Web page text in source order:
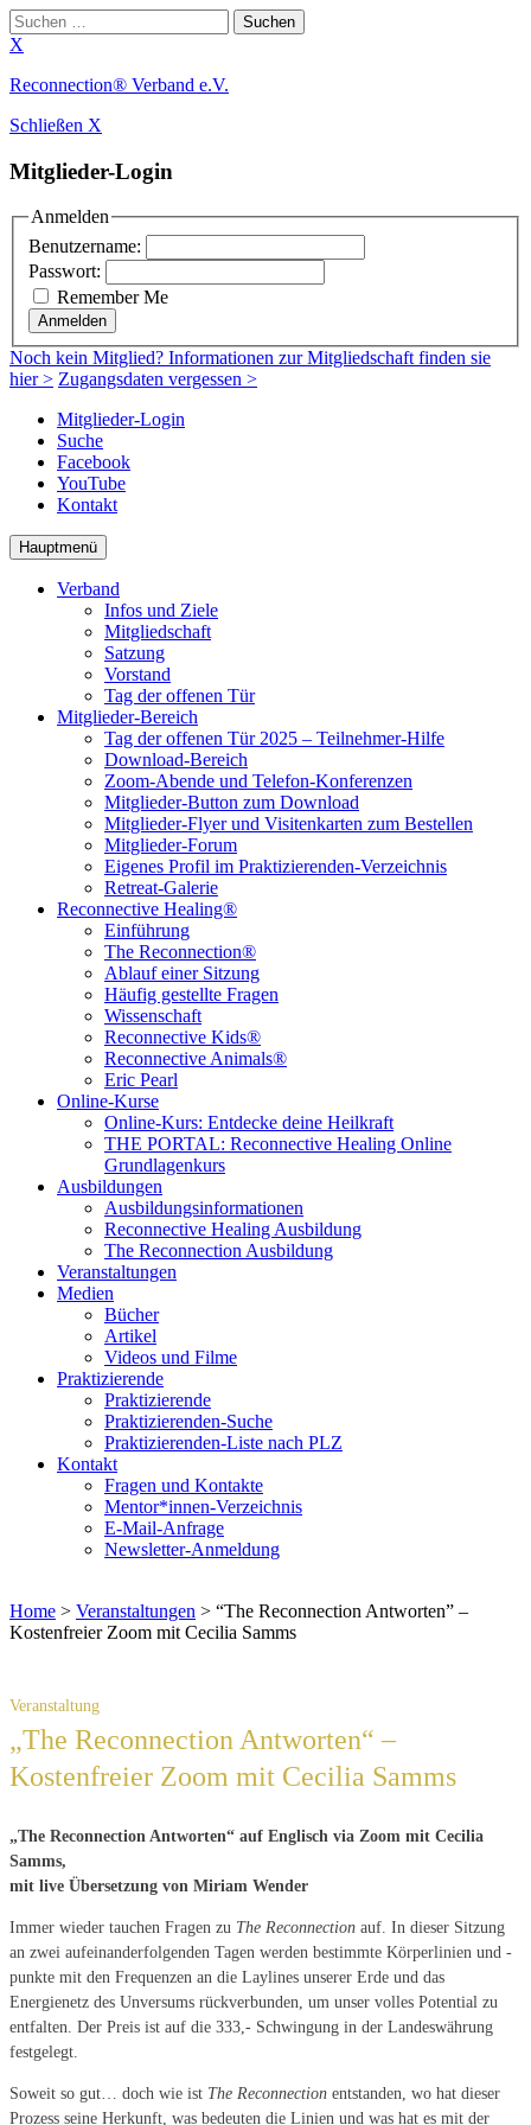
Suchen
nach:
X
Zum
springen
Reconnection® Verband e.V.
Schließen X
Mitglieder-Login
Anmelden
Benutzername:
Passwort:
Remember Me
Anmelden
Noch kein Mitglied? Informationen zur Mitgliedschaft finden sie
hier > Zugangsdaten vergessen >
Mitglieder-Login
Suche
Facebook
YouTube
Kontakt
Hauptmenü
Verband
Infos und Ziele
Mitgliedschaft
Satzung
Vorstand
Tag der offenen Tür
Mitglieder-Bereich
Tag der offenen Tür 2025 – Teilnehmer-Hilfe
Download-Bereich
Zoom-Abende und Telefon-Konferenzen
Mitglieder-Button zum Download
Mitglieder-Flyer und Visitenkarten zum Bestellen
Mitglieder-Forum
Eigenes Profil im Praktizierenden-Verzeichnis
Retreat-Galerie
Reconnective Healing®
Einführung
The Reconnection®
Ablauf einer Sitzung
Häufig gestellte Fragen
Wissenschaft
Reconnective Kids®
Reconnective Animals®
Eric Pearl
Online-Kurse
Online-Kurs: Entdecke deine Heilkraft
THE PORTAL: Reconnective Healing Online
Grundlagenkurs
Ausbildungen
Ausbildungsinformationen
Reconnective Healing Ausbildung
The Reconnection Ausbildung
Veranstaltungen
Medien
Bücher
Artikel
Videos und Filme
Praktizierende
Praktizierende
Praktizierenden-Suche
Praktizierenden-Liste nach PLZ
Kontakt
Fragen und Kontakte
Mentor*innen-Verzeichnis
E-Mail-Anfrage
Newsletter-Anmeldung
Home > Veranstaltungen > “The Reconnection Antworten” –
Kostenfreier Zoom mit Cecilia Samms
„The Reconnection Antworten“ –
Kostenfreier Zoom mit Cecilia Samms
„The Reconnection Antworten“ auf Englisch via Zoom mit Cecilia
Samms,
mit live Übersetzung von Miriam Wender
Immer wieder tauchen Fragen zu The Reconnection auf. In dieser Sitzung
an zwei aufeinanderfolgenden Tagen werden bestimmte Körperlinien und -
punkte mit den Frequenzen an die Laylines unserer Erde und das
Energienetz des Unversums rückverbunden, um unser volles Potential zu
entfalten. Der Preis ist auf die 333,- Schwingung in der Landeswährung
festgelegt.
Soweit so gut… doch wie ist The Reconnection entstanden, wo hat dieser
Prozess seine Herkunft, was bedeuten die Linien und was hat es mit der